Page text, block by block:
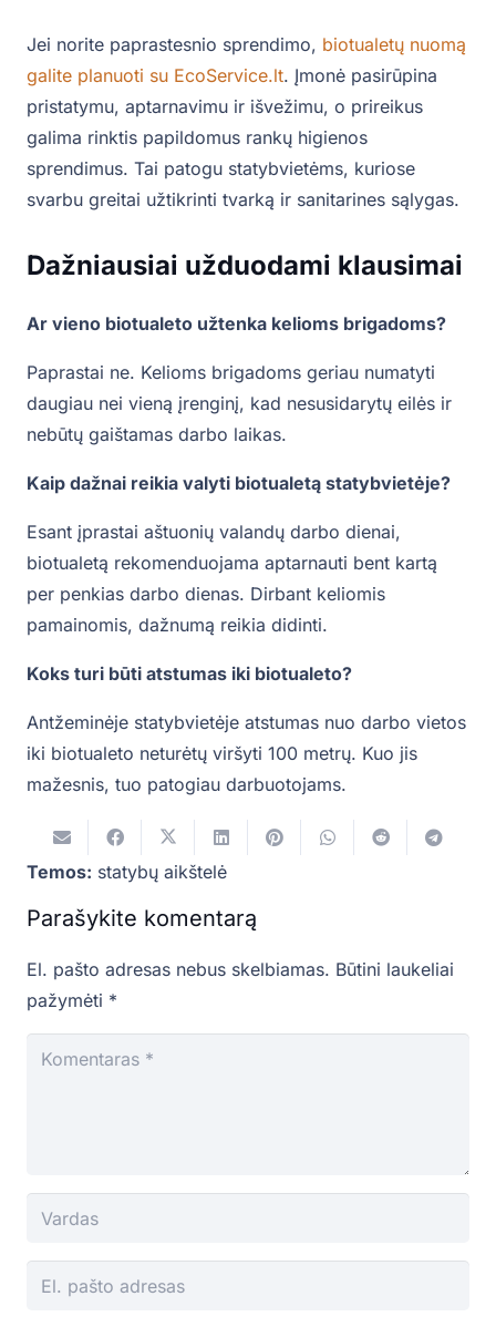
Jei norite paprastesnio sprendimo, biotualetų nuomą
galite planuoti su EcoService.lt. Įmonė pasirūpina
pristatymu, aptarnavimu ir išvežimu, o prireikus
galima rinktis papildomus rankų higienos
sprendimus. Tai patogu statybvietėms, kuriose
svarbu greitai užtikrinti tvarką ir sanitarines sąlygas.
Dažniausiai užduodami klausimai
Ar vieno biotualeto užtenka kelioms brigadoms?
Paprastai ne. Kelioms brigadoms geriau numatyti
daugiau nei vieną įrenginį, kad nesusidarytų eilės ir
nebūtų gaištamas darbo laikas.
Kaip dažnai reikia valyti biotualetą statybvietėje?
Esant įprastai aštuonių valandų darbo dienai,
biotualetą rekomenduojama aptarnauti bent kartą
per penkias darbo dienas. Dirbant keliomis
pamainomis, dažnumą reikia didinti.
Koks turi būti atstumas iki biotualeto?
Antžeminėje statybvietėje atstumas nuo darbo vietos
iki biotualeto neturėtų viršyti 100 metrų. Kuo jis
mažesnis, tuo patogiau darbuotojams.
Temos: statybų aikštelė
Parašykite komentarą
El. pašto adresas nebus skelbiamas. Būtini laukeliai
pažymėti *